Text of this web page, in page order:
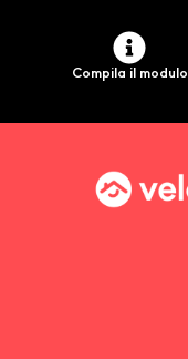
Compila il modulo